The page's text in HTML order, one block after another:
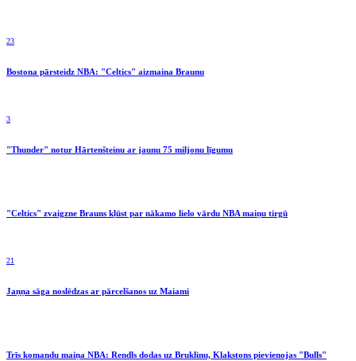
23
Bostona pārsteidz NBA: "Celtics" aizmaina Braunu
3
"Thunder" notur Hārtenšteinu ar jaunu 75 miljonu līgumu
"Celtics" zvaigzne Brauns kļūst par nākamo lielo vārdu NBA maiņu tirgū
21
Jaņņa sāga noslēdzas ar pārcelšanos uz Maiami
Trīs komandu maiņa NBA: Rendls dodas uz Bruklinu, Klakstons pievienojas "Bulls"